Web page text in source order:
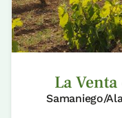
La
Samaniego/